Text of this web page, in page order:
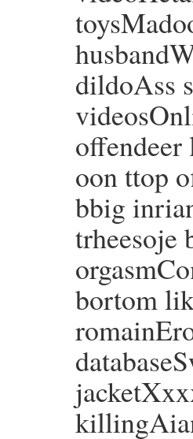
dildoAss
offendeer
oon ttop
bbig
trheesoje
bortom